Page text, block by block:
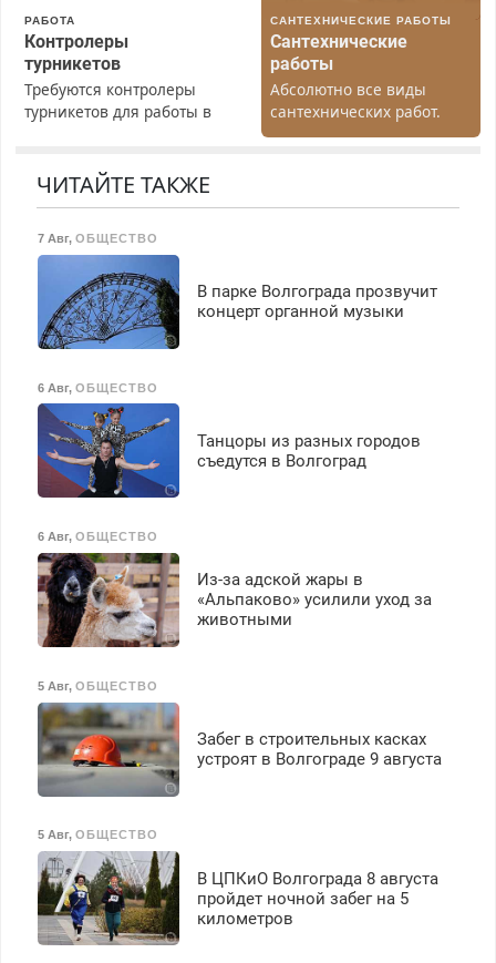
РАБОТА
Контролеры
турникетов
Требуются контролеры
турникетов для работы в
Прием по ТК РФ. График
З/п – до 96000 рублей до
вычета налогов.
Ежемесячно
выплачивается денежная
премия. Возможно
бесплатное обучение,
работа инспектором по
транспортной
безопасности с з/п до
125000 руб.
САНТЕХНИЧЕСКИЕ РАБОТЫ
Сантехнические
работы
Абсолютно все виды
сантехнических работ.
Быстро. Качественно.
ЧИТАЙТЕ ТАКЖЕ
7 Авг, ОБЩЕСТВО
В парке Волгограда прозвучит
концерт органной музыки
6 Авг, ОБЩЕСТВО
Танцоры из разных городов
съедутся в Волгоград
6 Авг, ОБЩЕСТВО
Из-за адской жары в
«Альпаково» усилили уход за
животными
5 Авг, ОБЩЕСТВО
Забег в строительных касках
устроят в Волгограде 9 августа
5 Авг, ОБЩЕСТВО
В ЦПКиО Волгограда 8 августа
пройдет ночной забег на 5
километров